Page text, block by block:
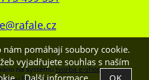
na systému tvorba e-shopua
nám pomáhají soubory cookie.
vyjadřujete souhlas s naším